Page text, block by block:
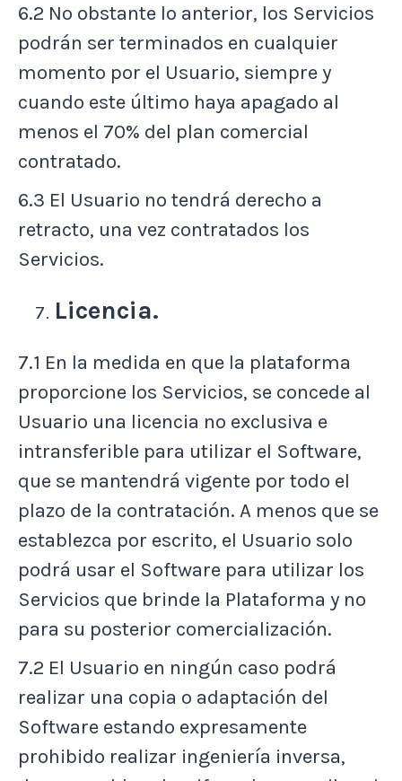
6.2 No obstante lo anterior, los Servicios
podrán ser terminados en cualquier
momento por el Usuario, siempre y
cuando este último haya apagado al
menos el 70% del plan comercial
contratado.
6.3 El Usuario no tendrá derecho a
retracto, una vez contratados los
Servicios.
Licencia.
7.1 En la medida en que la plataforma
proporcione los Servicios, se concede al
Usuario una licencia no exclusiva e
intransferible para utilizar el Software,
que se mantendrá vigente por todo el
plazo de la contratación. A menos que se
establezca por escrito, el Usuario solo
podrá usar el Software para utilizar los
Servicios que brinde la Plataforma y no
para su posterior comercialización.
7.2 El Usuario en ningún caso podrá
realizar una copia o adaptación del
Software estando expresamente
prohibido realizar ingeniería inversa,